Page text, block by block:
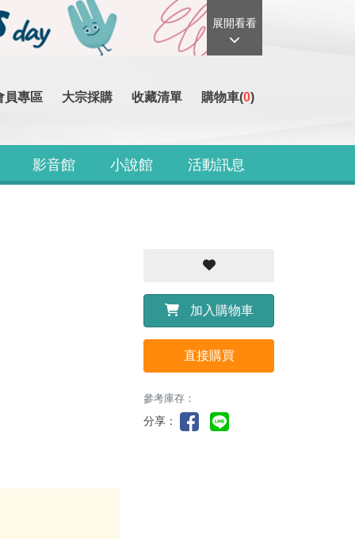
展開看看
員專區 大宗採購 收藏清單 購物車(0)
影音館 小說館 活動訊息
加入購物車
直接購買
參考庫存：
分享：